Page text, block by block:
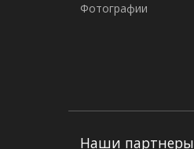
Фотографии
Наши партнеры